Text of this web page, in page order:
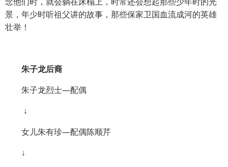
景，年少时听祖父讲的故事，那些保家卫国血流成河的英雄
壮举！
朱子龙后裔
朱子龙烈士—配偶
↓
女儿朱有珍—配偶陈顺芹
↓